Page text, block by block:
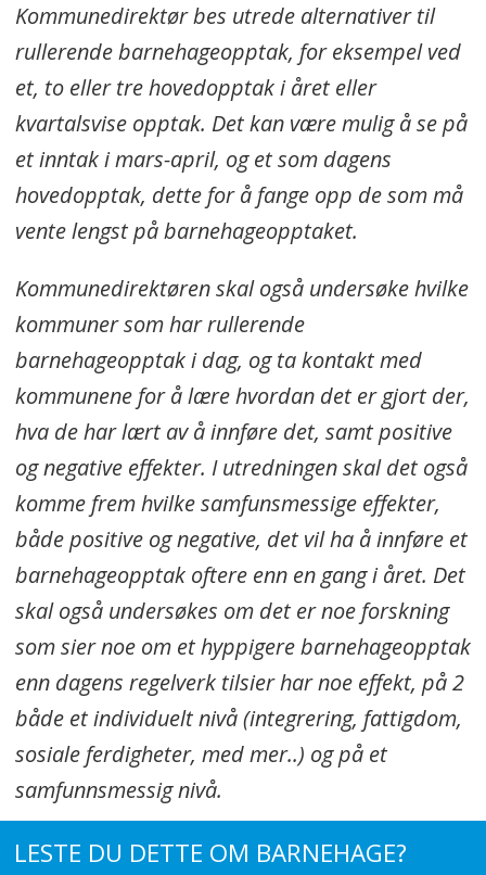
Kommunedirektør bes utrede alternativer til
rullerende barnehageopptak, for eksempel ved
et, to eller tre hovedopptak i året eller
kvartalsvise opptak. Det kan være mulig å se på
et inntak i mars-april, og et som dagens
hovedopptak, dette for å fange opp de som må
vente lengst på barnehageopptaket.
Kommunedirektøren skal også undersøke hvilke
kommuner som har rullerende
barnehageopptak i dag, og ta kontakt med
kommunene for å lære hvordan det er gjort der,
hva de har lært av å innføre det, samt positive
og negative effekter. I utredningen skal det også
komme frem hvilke samfunsmessige effekter,
både positive og negative, det vil ha å innføre et
barnehageopptak oftere enn en gang i året. Det
skal også undersøkes om det er noe forskning
som sier noe om et hyppigere barnehageopptak
enn dagens regelverk tilsier har noe effekt, på 2
både et individuelt nivå (integrering, fattigdom,
sosiale ferdigheter, med mer..) og på et
samfunnsmessig nivå.
LESTE DU DETTE OM BARNEHAGE?